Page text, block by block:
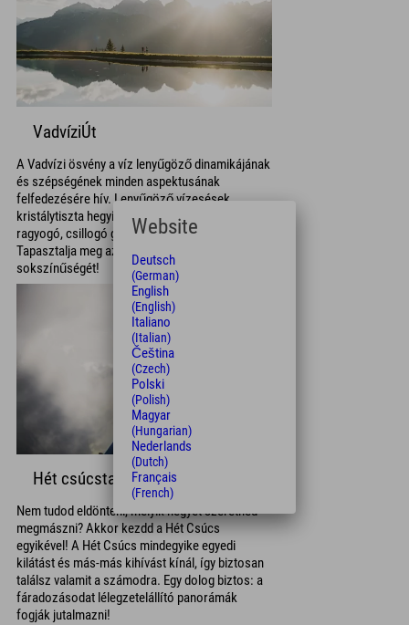
VadvíziÚt
A Vadvízi ösvény a víz lenyűgöző dinamikájának
és szépségének minden aspektusának
felfedezésére hív. Lenyűgöző vízesések,
kristálytiszta hegyi tavak és napfényben
ragyogó, csillogó gleccsermezők várnak.
Tapasztalja meg az alpesi táj vízének teljes
sokszínűségét!
Hét csúcstalálkozó
Nem tudod eldönteni, melyik hegyet szeretnéd
megmászni? Akkor kezdd a Hét Csúcs
egyikével! A Hét Csúcs mindegyike egyedi
kilátást és más-más kihívást kínál, így biztosan
találsz valamit a számodra. Egy dolog biztos: a
fáradozásodat lélegzetelállító panorámák
fogják jutalmazni!
Website
Deutsch
(German)
English
(English)
Italiano
(Italian)
Čeština
(Czech)
Polski
(Polish)
Magyar
(Hungarian)
Nederlands
(Dutch)
Français
(French)